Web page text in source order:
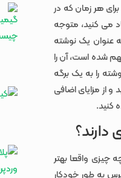
هر زمان که در
می کنید، متوجه
عنوان یک نوشته
شده است، آن را
را به یک برگه
از مزایای اضافی
کنید.
دارند؟
چیزی واقعا بهتر